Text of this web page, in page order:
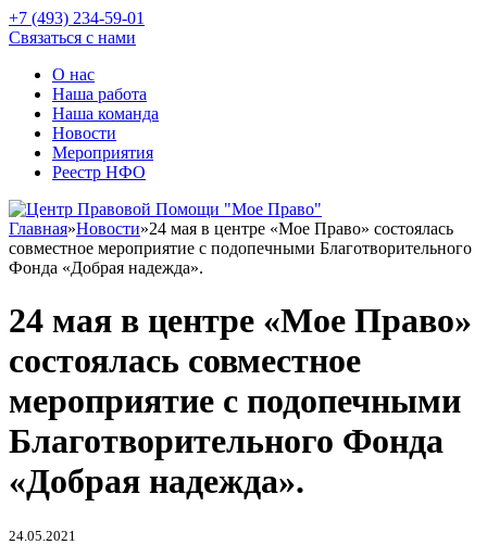
+7 (493) 234-59-01
Связаться с нами
О нас
Наша работа
Наша команда
Новости
Мероприятия
Реестр НФО
Главная»Новости»24 мая в центре «Мое Право» состоялась
совместное мероприятие с подопечными Благотворительного
Фонда «Добрая надежда».
24 мая в центре «Мое Право»
состоялась совместное
мероприятие с подопечными
Благотворительного Фонда
«Добрая надежда».
24.05.2021